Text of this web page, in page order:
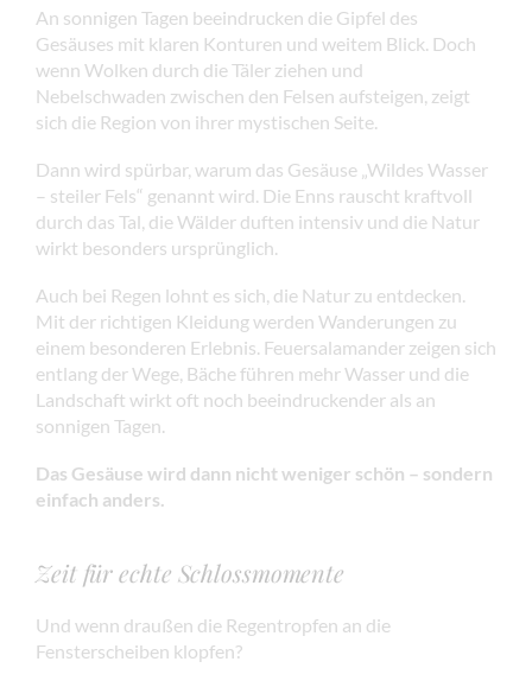
An sonnigen Tagen beeindrucken die Gipfel des
Gesäuses mit klaren Konturen und weitem Blick. Doch
wenn Wolken durch die Täler ziehen und
Nebelschwaden zwischen den Felsen aufsteigen, zeigt
sich die Region von ihrer mystischen Seite.
Dann wird spürbar, warum das Gesäuse „Wildes Wasser
– steiler Fels“ genannt wird. Die Enns rauscht kraftvoll
durch das Tal, die Wälder duften intensiv und die Natur
wirkt besonders ursprünglich.
Auch bei Regen lohnt es sich, die Natur zu entdecken.
Mit der richtigen Kleidung werden Wanderungen zu
einem besonderen Erlebnis. Feuersalamander zeigen sich
entlang der Wege, Bäche führen mehr Wasser und die
Landschaft wirkt oft noch beeindruckender als an
sonnigen Tagen.
Das Gesäuse wird dann nicht weniger schön – sondern
einfach anders.
Zeit für echte Schlossmomente
Und wenn draußen die Regentropfen an die
Fensterscheiben klopfen?